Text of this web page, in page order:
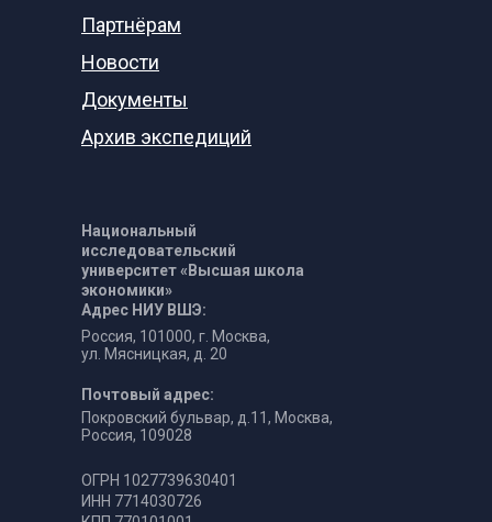
Партнёрам
Новости
Документы
Архив экспедиций
ОГРН 1027739630401
ИНН 7714030726
Покровский бульвар, д.11, Москва,
Россия, 109028
Почтовый адрес:
Россия, 101000, г. Москва,
ул. Мясницкая, д. 20
Адрес НИУ ВШЭ:
Национальный
исследовательский
университет «Высшая школа
экономики»